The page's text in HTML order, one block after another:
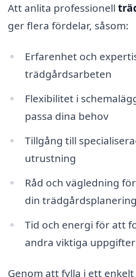
Att anlita professionell
ger flera fördelar, såsom:
Erfarenhet och
trädgårdsarbeten
Flexibilitet i
passa dina behov
Tillgång till
utrustning
Råd och vägledning
din trädgårdsplanering
Tid och energi för att
andra viktiga uppgifter
Genom att fylla i ett